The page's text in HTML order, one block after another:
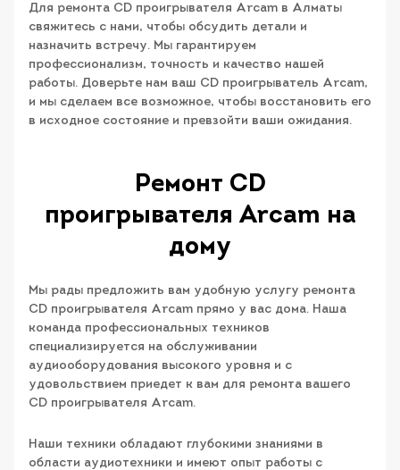
Для ремонта CD проигрывателя Arcam в Алматы
свяжитесь с нами, чтобы обсудить детали и
назначить встречу. Мы гарантируем
профессионализм, точность и качество нашей
работы. Доверьте нам ваш CD проигрыватель Arcam,
и мы сделаем все возможное, чтобы восстановить его
в исходное состояние и превзойти ваши ожидания.
Ремонт CD
проигрывателя Arcam на
дому
Мы рады предложить вам удобную услугу ремонта
CD проигрывателя Arcam прямо у вас дома. Наша
команда профессиональных техников
специализируется на обслуживании
аудиооборудования высокого уровня и с
удовольствием приедет к вам для ремонта вашего
CD проигрывателя Arcam.
Наши техники обладают глубокими знаниями в
области аудиотехники и имеют опыт работы с